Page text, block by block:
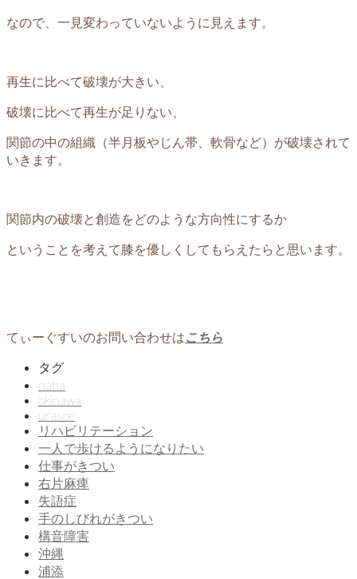
なので、一見変わっていないように見えます。
再生に比べて破壊が大きい、
破壊に比べて再生が足りない、
関節の中の組織（半月板やじん帯、軟骨など）が破壊されて
いきます。
関節内の破壊と創造をどのような方向性にするか
ということを考えて膝を優しくしてもらえたらと思います。
てぃーぐすいのお問い合わせはこちら
タグ
naha
okinawa
urasoe
リハビリテーション
一人で歩けるようになりたい
仕事がきつい
右片麻痺
失語症
手のしびれがきつい
構音障害
沖縄
浦添